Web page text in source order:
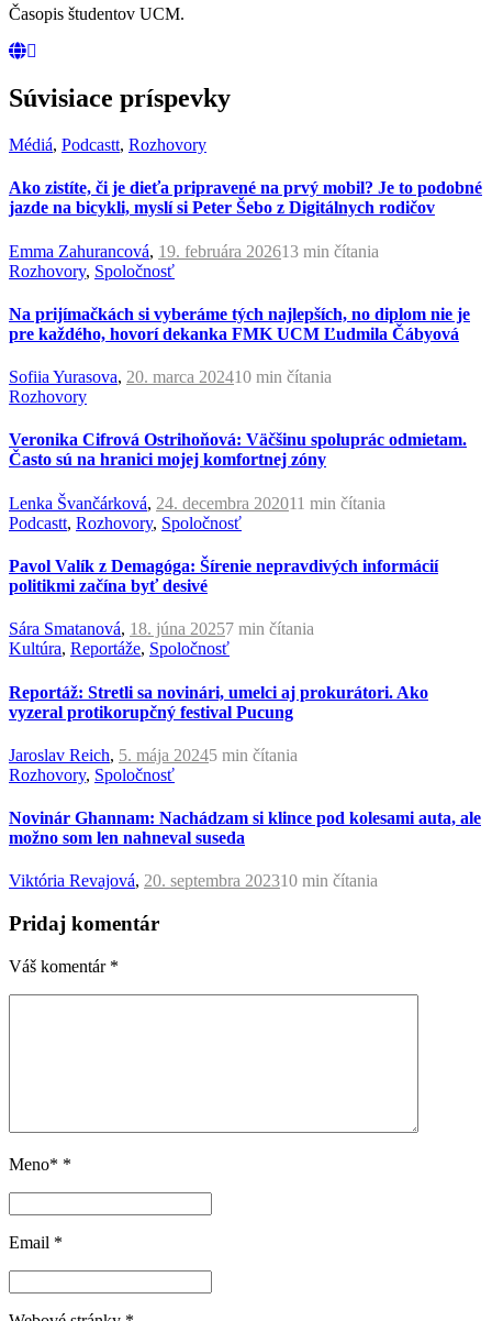
Časopis študentov UCM.
Súvisiace príspevky
Médiá, Podcastt, Rozhovory
Ako zistíte, či je dieťa pripravené na prvý mobil? Je to podobné
jazde na bicykli, myslí si Peter Šebo z Digitálnych rodičov
Emma Zahurancová, 19. februára 202613 min čítania
Rozhovory, Spoločnosť
Na prijímačkách si vyberáme tých najlepších, no diplom nie je
pre každého, hovorí dekanka FMK UCM Ľudmila Čábyová
Sofiia Yurasova, 20. marca 202410 min čítania
Rozhovory
Veronika Cifrová Ostrihoňová: Väčšinu spoluprác odmietam.
Často sú na hranici mojej komfortnej zóny
Lenka Švančárková, 24. decembra 202011 min čítania
Podcastt, Rozhovory, Spoločnosť
Pavol Valík z Demagóga: Šírenie nepravdivých informácií
politikmi začína byť desivé
Sára Smatanová, 18. júna 20257 min čítania
Kultúra, Reportáže, Spoločnosť
Reportáž: Stretli sa novinári, umelci aj prokurátori. Ako
vyzeral protikorupčný festival Pucung
Jaroslav Reich, 5. mája 20245 min čítania
Rozhovory, Spoločnosť
Novinár Ghannam: Nachádzam si klince pod kolesami auta, ale
možno som len nahneval suseda
Viktória Revajová, 20. septembra 202310 min čítania
Pridaj komentár
Váš komentár *
Meno* *
Email *